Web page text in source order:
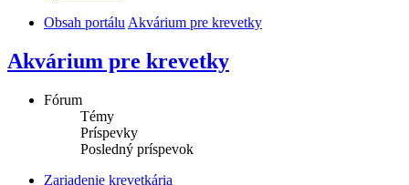
Obsah portálu Akvárium pre krevetky
Akvárium pre krevetky
Fórum
Témy
Príspevky
Posledný príspevok
Zariadenie krevetkária